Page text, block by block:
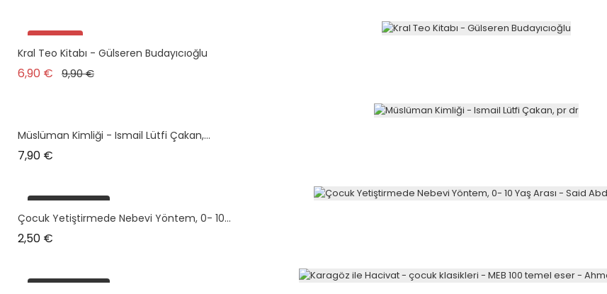
Promo !
Kral Teo Kitabı - Gülseren Budayıcıoğlu
6,90 € Prix de base
9,90 €Prix
Müslüman Kimliği - Ismail Lütfi Çakan,...
7,90 €
plus en stock
Çocuk Yetiştirmede Nebevi Yöntem, 0- 10...
2,50 €
plus en stock